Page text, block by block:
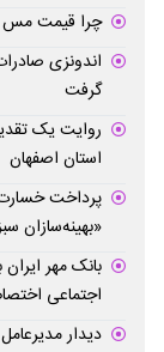
چرا قیمت مس دوباره
اندونزی
گرفت
روایت یک
استان اصفهان
«بهینه‌سازان
اجتماعی
دیدار